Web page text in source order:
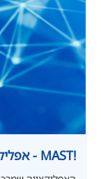
MAST!
-